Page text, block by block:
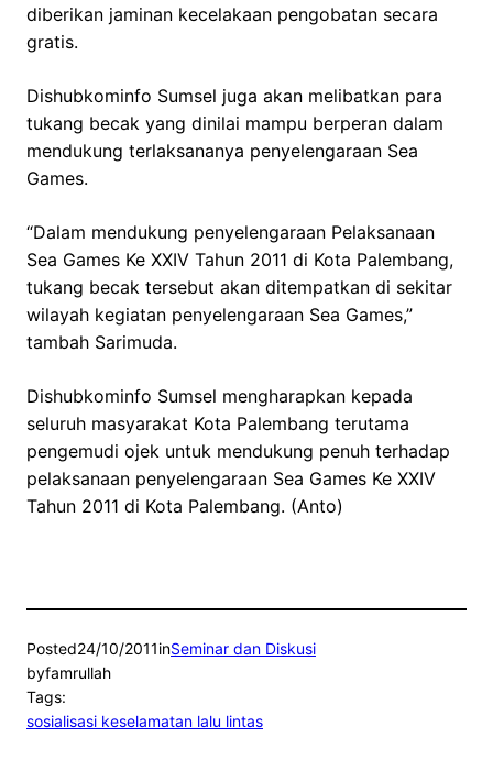
diberikan jaminan kecelakaan pengobatan secara
gratis.
Dishubkominfo Sumsel juga akan melibatkan para
tukang becak yang dinilai mampu berperan dalam
mendukung terlaksananya penyelengaraan Sea
Games.
“Dalam mendukung penyelengaraan Pelaksanaan
Sea Games Ke XXIV Tahun 2011 di Kota Palembang,
tukang becak tersebut akan ditempatkan di sekitar
wilayah kegiatan penyelengaraan Sea Games,”
tambah Sarimuda.
Dishubkominfo Sumsel mengharapkan kepada
seluruh masyarakat Kota Palembang terutama
pengemudi ojek untuk mendukung penuh terhadap
pelaksanaan penyelengaraan Sea Games Ke XXIV
Tahun 2011 di Kota Palembang. (Anto)
Posted24/10/2011inSeminar dan Diskusi
byfamrullah
Tags:
sosialisasi keselamatan lalu lintas